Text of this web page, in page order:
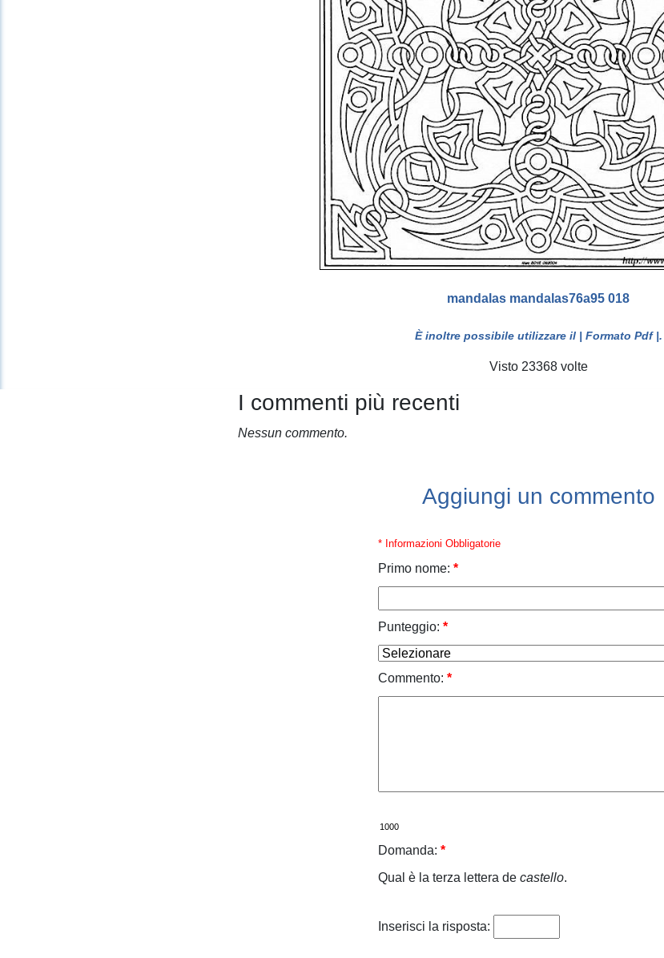
mandalas mandalas76a95 018
È inoltre possibile utilizzare il | Formato Pdf |.
Visto 23368 volte
I commenti più recenti
Nessun commento.
Aggiungi un commento
* Informazioni Obbligatorie
Primo nome: *
Punteggio: *
Commento: *
Domanda: *
Qual è la terza lettera de castello.
Inserisci la risposta: